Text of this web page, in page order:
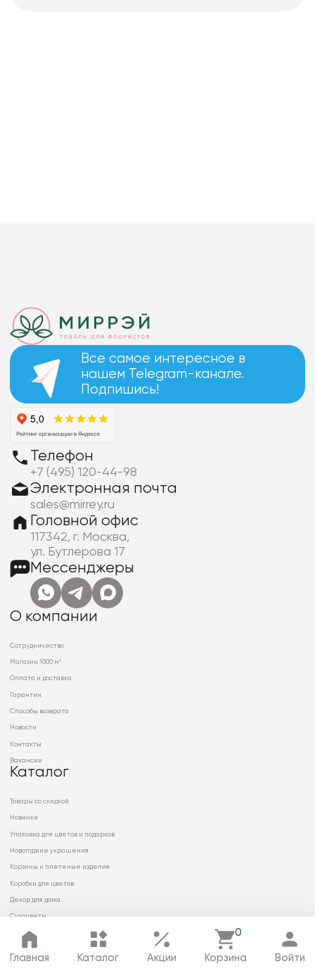
Главная Каталог Акции
0
Корзина Войти
Все самое интересное в
нашем Telegram-канале.
Подпишись!
Телефон
+7 (495) 120-44-98
Электронная почта
sales@mirrey.ru
Головной офис
117342, г. Москва,
ул. Бутлерова 17
Мессенджеры
О компании
Сотрудничество
Магазин 1000 м²
Оплата и доставка
Гарантии
Способы возврата
Новости
Контакты
Вакансии
Каталог
Товары со скидкой
Новинки
Упаковка для цветов и подарков
Новогодние украшения
Корзины и плетеные изделия
Коробки для цветов
Декор для дома
Сухоцветы
© 2026 ООО «МИРРЭЙ»